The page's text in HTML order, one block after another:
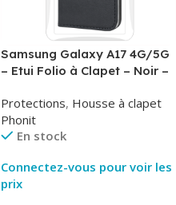
Samsung Galaxy A17 4G/5G
– Etui Folio à Clapet – Noir –
Protections, Housse à clapet
Phonit
En stock
Connectez-vous pour voir les
prix